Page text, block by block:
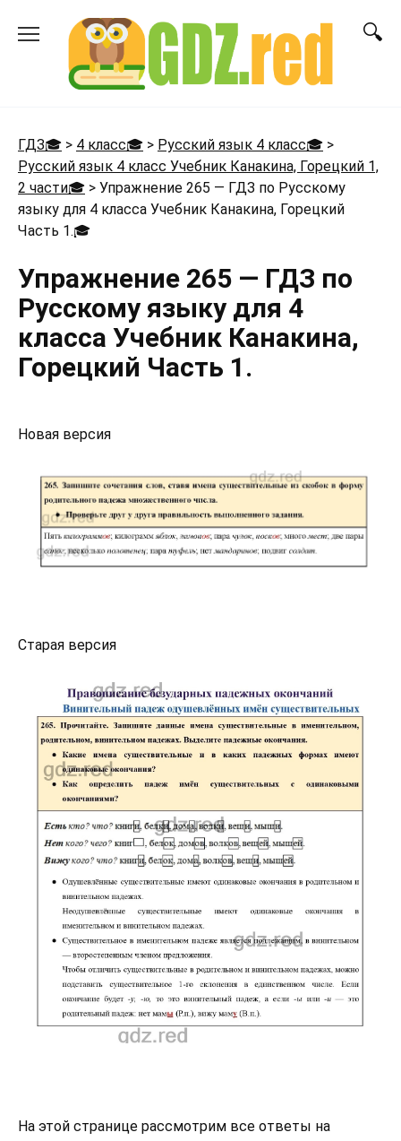
ГДЗ🎓 > 4 класс🎓 > Русский язык 4 класс🎓 >
Русский язык 4 класс Учебник Канакина, Горецкий 1,
2 части🎓 > Упражнение 265 — ГДЗ по Русскому
языку для 4 класса Учебник Канакина, Горецкий
Часть 1.🎓
Упражнение 265 — ГДЗ по
Русскому языку для 4
класса Учебник Канакина,
Горецкий Часть 1.
Новая версия
Старая версия
На этой странице рассмотрим все ответы на